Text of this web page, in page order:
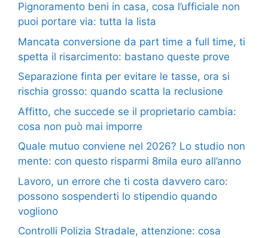
Pignoramento beni in casa, cosa l’ufficiale non
puoi portare via: tutta la lista
Mancata conversione da part time a full time, ti
spetta il risarcimento: bastano queste prove
Separazione finta per evitare le tasse, ora si
rischia grosso: quando scatta la reclusione
Affitto, che succede se il proprietario cambia:
cosa non può mai imporre
Quale mutuo conviene nel 2026? Lo studio non
mente: con questo risparmi 8mila euro all’anno
Lavoro, un errore che ti costa davvero caro:
possono sospenderti lo stipendio quando
vogliono
Controlli Polizia Stradale, attenzione: cosa